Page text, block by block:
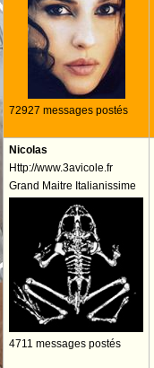
72927 messages postés
Nicolas
Http://www.3avicole.fr
Grand Maitre Italianissime
4711 messages postés